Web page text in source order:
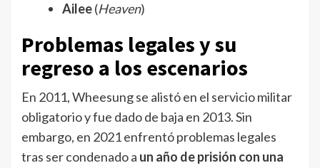
Ailee(Heaven)
Problemas legales y su
regreso a los escenarios
En 2011, Wheesung se alistó en el servicio militar
obligatorio y fue dado de baja en 2013. Sin
embargo, en 2021 enfrentó problemas legales
tras ser condenado a un año de prisión con una